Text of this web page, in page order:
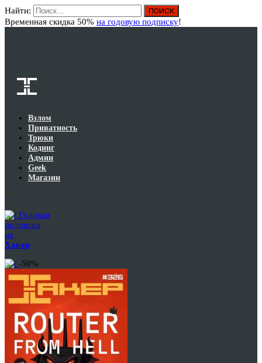
Найти:
Временная скидка 50% на годовую подписку!
Взлом
Приватность
Трюки
Кодинг
Админ
Geek
Магазин
Годовая
подписка
на
Хакер
-50%